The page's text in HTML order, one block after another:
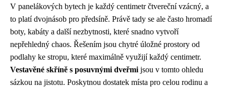
V panelákových bytech je každý centimetr čtvereční vzácný, a
to platí dvojnásob pro předsíně. Právě tady se ale často hromadí
boty, kabáty a další nezbytnosti, které snadno vytvoří
nepřehledný chaos. Řešením jsou chytré úložné prostory od
podlahy ke stropu, které maximálně využijí každý centimetr.
Vestavěné skříně s posuvnými dveřmi jsou v tomto ohledu
sázkou na jistotu. Poskytnou dostatek místa pro celou rodinu a